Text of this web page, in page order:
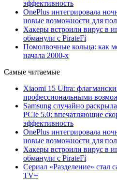
эффективность
OnePlus интегрировала
новые возможности для
Хакеры встроили вирус в
обманули с PirateFi
Помолвочные кольца: как
начала 2000-х
Самые читаемые
Xiaomi 15 Ultra:
профессиональными
Samsung случайно
PCIe 5.0: впечатляющие
эффективность
OnePlus интегрировала
новые возможности для
Хакеры встроили вирус в
обманули с PirateFi
Сериал «Разделение»
TV+